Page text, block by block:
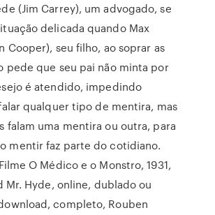
(Jim Carrey), um advogado, se
delicada quando Max
Cooper), seu filho, ao soprar as
pede que seu pai não minta por
é atendido, impedindo
qualquer tipo de mentira, mas
falam uma mentira ou outra, para
mentir faz parte do cotidiano.
O Médico e o Monstro, 1931,
Mr. Hyde, online, dublado ou
completo, Rouben